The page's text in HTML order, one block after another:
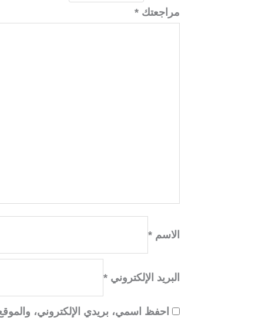
مراجعتك*
الاسم*
البريد الإلكتروني*
احفظ اسمي، بريدي الإلكتروني،